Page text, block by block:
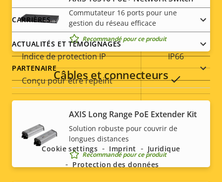
Indice de protection contre
le vandalisme
Indice de protection IP IP66
Conçu pour être repeint Oui
Commutateur 16 ports pour une
gestion du réseau efficace
Recommandé pour ce produit
Câbles et connecteurs
AXIS Long Range PoE Extender Kit
Solution robuste pour couvrir de
longues distances
Recommandé pour ce produit
CARRIÈRES
ACTUALITÉS ET TÉMOIGNAGES
PARTENAIRE
Social
menu
Cookie settings Imprint
Juridique
Protection des données